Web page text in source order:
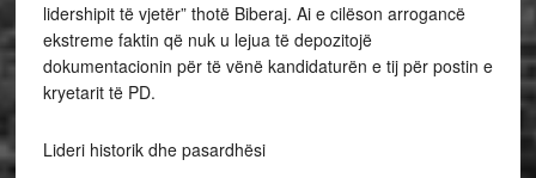
lidershipit të vjetër” thotë Biberaj. Ai e cilëson arrogancë
ekstreme faktin që nuk u lejua të depozitojë
dokumentacionin për të vënë kandidaturën e tij për postin e
kryetarit të PD.
Lideri historik dhe pasardhësi